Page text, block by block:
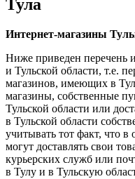
Тула
Интернет-магазины
Ниже приведен перечень
и Тульской области, т.е.
магазинов, имеющих в
магазины, собственные
Тульской области или
в Тульской области
учитывать тот факт, что
могут доставлять свои
курьерских служб или
в Тулу и в Тульскую